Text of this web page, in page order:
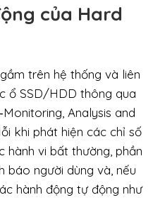
của Hard
trên hệ thống và liên
ổ SSD/HDD thông qua
Analysis and
khi phát hiện các chỉ số
vi bất thường, phần
báo người dùng và, nếu
hành động tự động như